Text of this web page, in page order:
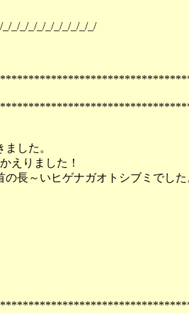
_/_/_/_/_/_/_/_/_/_/_/
した。
えりました！
長～いヒゲナガオトシブミでした